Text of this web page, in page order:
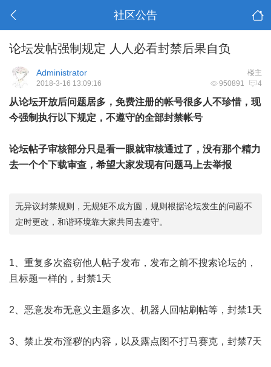
社区公告
论坛发帖强制规定 人人必看封禁后果自负
楼主
Administrator
950891 4
2018-3-16 13:09:16
从论坛开放后问题居多，免费注册的帐号很多人不珍惜，现
今强制执行以下规定，不遵守的全部封禁帐号
论坛帖子审核部分只是看一眼就审核通过了，没有那个精力
去一个个下载审查，希望大家发现有问题马上去举报
无异议封禁规则，无规矩不成方圆，规则根据论坛发生的问题不
定时更改，和谐环境靠大家共同去遵守。
1、重复多次盗窃他人帖子发布，发布之前不搜索论坛的，
且标题一样的，封禁1天
2、恶意发布无意义主题多次、机器人回帖刷帖等，封禁1天
3、禁止发布淫秽的内容，以及露点图不打马赛克，封禁7天